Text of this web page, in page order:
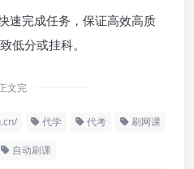
速完成任务，保证高效高质
低分或挂科。
文完
代学 代考 刷网课
自动刷课